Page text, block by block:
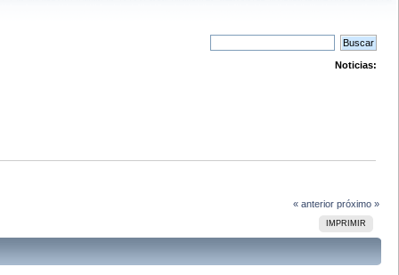
Noticias:
« anterior próximo »
IMPRIMIR